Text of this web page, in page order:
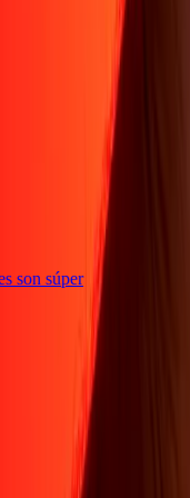
son súper
Blog